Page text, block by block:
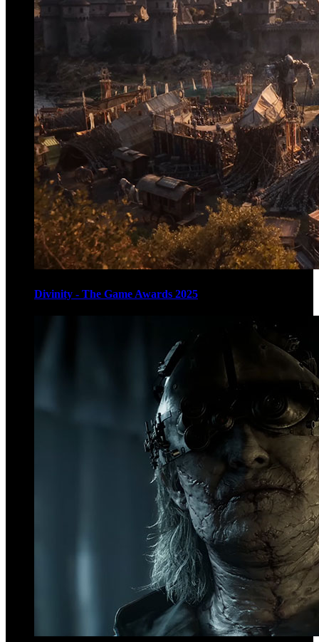
Divinity - The Game Awards 2025